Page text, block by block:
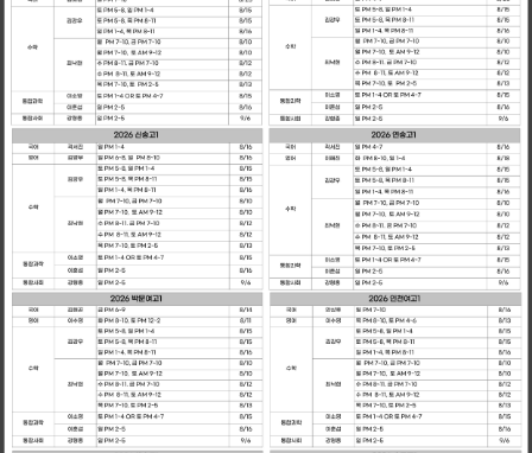
현장 설명회
ON-SITE BRIEFING
온라인 설명회
ONLINE BRIEFING
강사진 안내
INTRODUCTION
교육관 안내
SEJUNG GUIDE